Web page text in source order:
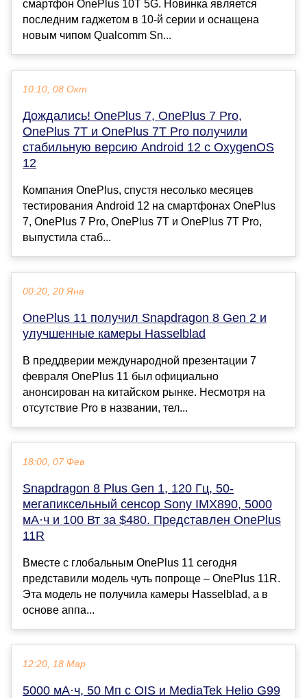
смартфон OnePlus 10T 5G. Новинка является
последним гаджетом в 10-й серии и оснащена
новым чипом Qualcomm Sn...
10:10, 08 Окт
Дождались! OnePlus 7, OnePlus 7 Pro,
OnePlus 7T и OnePlus 7T Pro получили
стабильную версию Android 12 с OxygenOS
12
Компания OnePlus, спустя несолько месяцев
тестирования Android 12 на смартфонах OnePlus
7, OnePlus 7 Pro, OnePlus 7T и OnePlus 7T Pro,
выпустила стаб...
00:20, 20 Янв
OnePlus 11 получил Snapdragon 8 Gen 2 и
улучшенные камеры Hasselblad
В преддверии международной презентации 7
февраля OnePlus 11 был официально
анонсирован на китайском рынке. Несмотря на
отсутствие Pro в названии, тел...
18:00, 07 Фев
Snapdragon 8 Plus Gen 1, 120 Гц, 50-
мегапиксельный сенсор Sony IMX890, 5000
мА·ч и 100 Вт за $480. Представлен OnePlus
11R
Вместе с глобальным OnePlus 11 сегодня
представили модель чуть попроще – OnePlus 11R.
Эта модель не получила камеры Hasselblad, а в
основе аппа...
12:20, 18 Мар
5000 мА·ч, 50 Мп с OIS и MediaTek Helio G99